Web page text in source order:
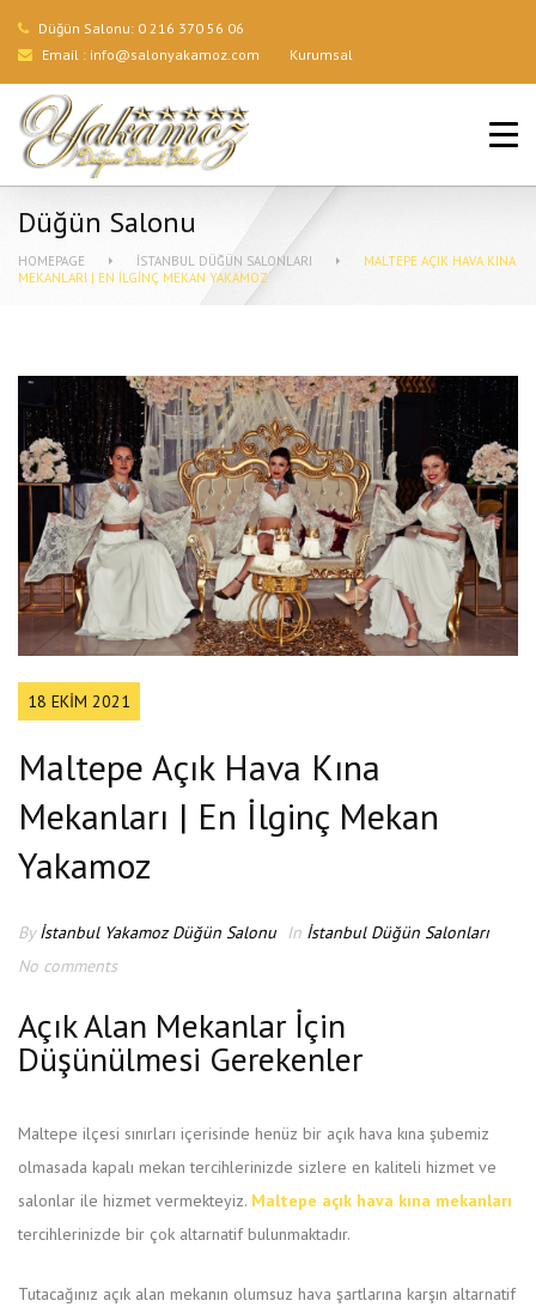
Düğün Salonu: 0 216 370 56 06
Email : info@salonyakamoz.com Kurumsal
ANA SAYFA
HIZMETLERIMIZ
GALERI
İLETIŞIM
Düğün Salonu
HOMEPAGE İSTANBUL DÜĞÜN SALONLARI
MALTEPE AÇIK HAVA KINA
MEKANLARI | EN İLGINÇ MEKAN YAKAMOZ
18 EKIM 2021
Maltepe Açık Hava Kına
Mekanları | En İlginç Mekan
Yakamoz
Byİstanbul Yakamoz Düğün Salonu In İstanbul Düğün Salonları
No comments
Açık Alan Mekanlar İçin
Düşünülmesi Gerekenler
Maltepe ilçesi sınırları içerisinde henüz bir açık hava kına şubemiz
olmasada kapalı mekan tercihlerinizde sizlere en kaliteli hizmet ve
salonlar ile hizmet vermekteyiz. Maltepe açık hava kına mekanları
tercihlerinizde bir çok altarnatif bulunmaktadır.
Tutacağınız açık alan mekanın olumsuz hava şartlarına karşın altarnatif